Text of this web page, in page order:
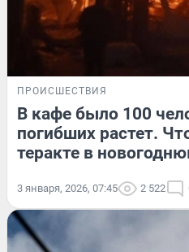
ПРОИСШЕСТВИЯ
В кафе было 100
погибших растет.
теракте в
3 января, 2026, 07:45 2 522